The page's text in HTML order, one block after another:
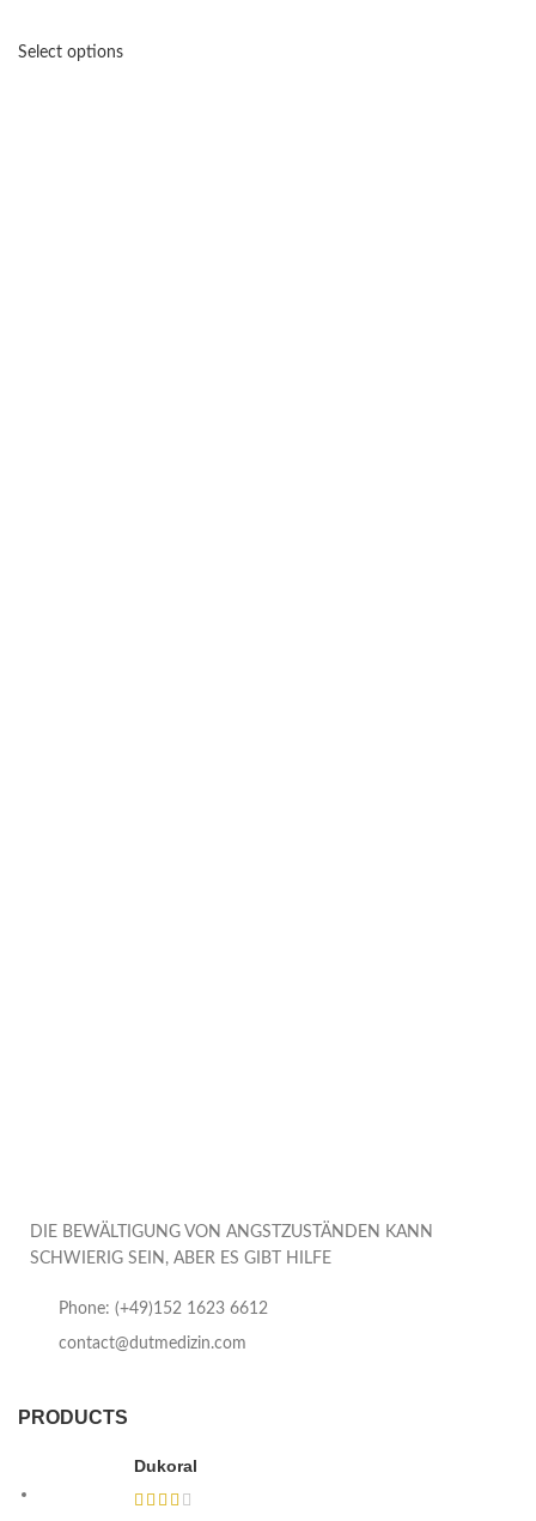
Select options
DIE BEWÄLTIGUNG VON ANGSTZUSTÄNDEN KANN
SCHWIERIG SEIN, ABER ES GIBT HILFE
Phone: (+49)152 1623 6612
contact@dutmedizin.com
PRODUCTS
Dukoral